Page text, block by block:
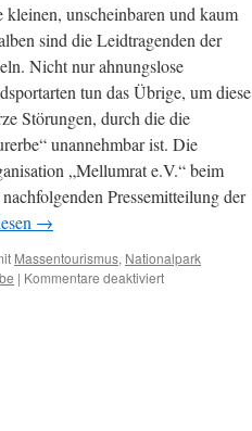
unscheinbaren und kaum
sind die Leidtragenden der
Nicht nur ahnungslose
tun das Übrige, um diese
Störungen, durch die die
unannehmbar ist. Die
„Mellumrat e.V.“ beim
Pressemitteilung der
→
Massentourismus, Nationalpark
| Kommentare deaktiviertfür